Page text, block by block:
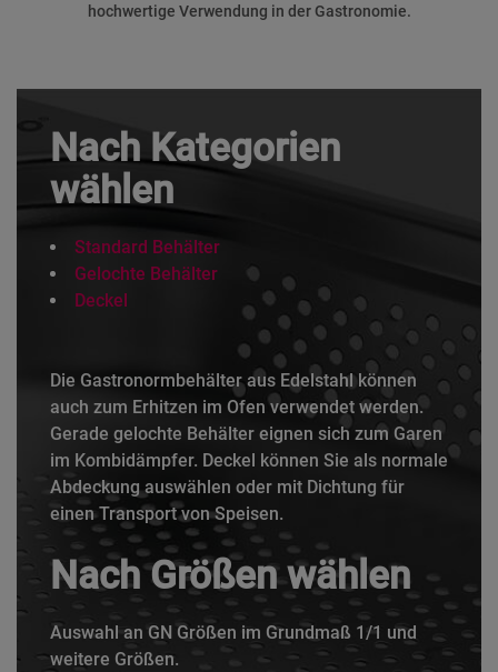
hochwertige Verwendung in der Gastronomie.
Nach Kategorien
wählen
Standard Behälter
Gelochte Behälter
Deckel
Die Gastronormbehälter aus Edelstahl können
auch zum Erhitzen im Ofen verwendet werden.
Gerade gelochte Behälter eignen sich zum Garen
im Kombidämpfer. Deckel können Sie als normale
Abdeckung auswählen oder mit Dichtung für
einen Transport von Speisen.
Nach Größen wählen
Auswahl an GN Größen im Grundmaß 1/1 und
weitere Größen.